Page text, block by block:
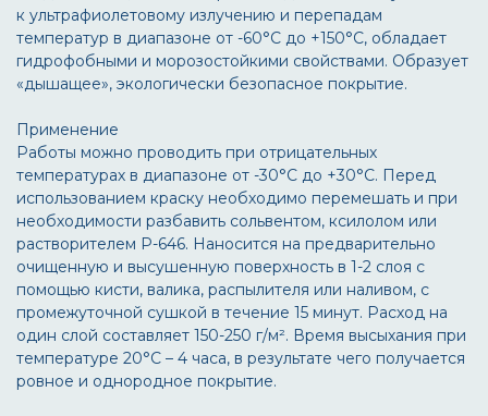
к ультрафиолетовому излучению и перепадам
температур в диапазоне от -60°C до +150°C, обладает
гидрофобными и морозостойкими свойствами. Образует
«дышащее», экологически безопасное покрытие.
Применение
Работы можно проводить при отрицательных
температурах в диапазоне от -30°C до +30°C. Перед
использованием краску необходимо перемешать и при
необходимости разбавить сольвентом, ксилолом или
растворителем Р-646. Наносится на предварительно
очищенную и высушенную поверхность в 1-2 слоя с
помощью кисти, валика, распылителя или наливом, с
промежуточной сушкой в течение 15 минут. Расход на
один слой составляет 150-250 г/м². Время высыхания при
температуре 20°C – 4 часа, в результате чего получается
ровное и однородное покрытие.